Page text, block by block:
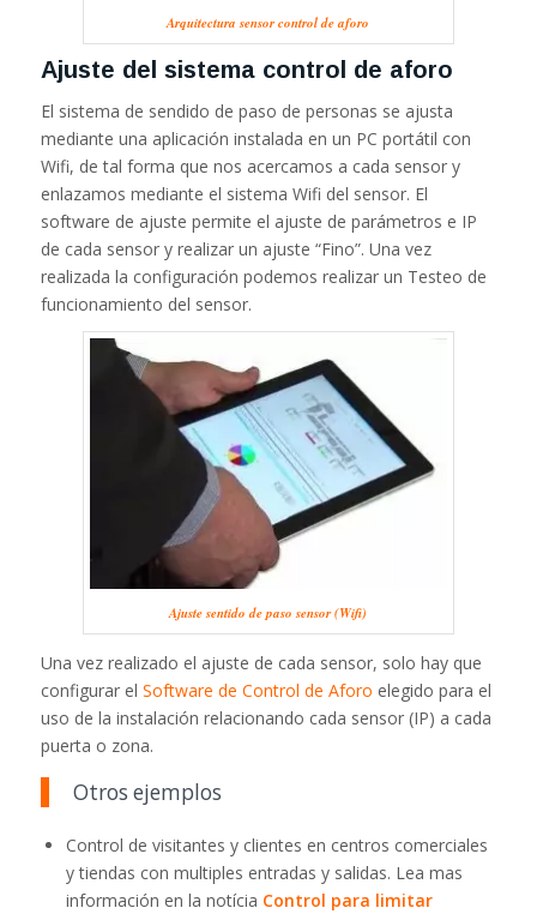
Arquitectura sensor control de aforo
Ajuste del sistema control de aforo
El sistema de sendido de paso de personas se ajusta
mediante una aplicación instalada en un PC portátil con
Wifi, de tal forma que nos acercamos a cada sensor y
enlazamos mediante el sistema Wifi del sensor. El
software de ajuste permite el ajuste de parámetros e IP
de cada sensor y realizar un ajuste “Fino”. Una vez
realizada la configuración podemos realizar un Testeo de
funcionamiento del sensor.
Ajuste sentido de paso sensor (Wifi)
Una vez realizado el ajuste de cada sensor, solo hay que
configurar el Software de Control de Aforo elegido para el
uso de la instalación relacionando cada sensor (IP) a cada
puerta o zona.
Otros ejemplos
Control de visitantes y clientes en centros comerciales
y tiendas con multiples entradas y salidas. Lea mas
información en la notícia Control para limitar